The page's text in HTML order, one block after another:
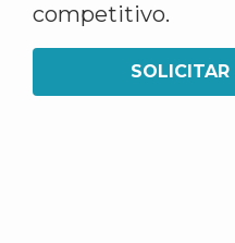
competitivo.